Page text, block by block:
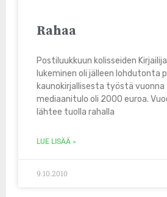
Rahaa
Postiluukkuun kolisseiden
lukeminen oli jälleen lohdutonta
kaunokirjallisesta työstä
mediaanitulo oli 2000 euroa.
lähtee tuolla rahalla
LUE LISÄÄ »
9.10.2010